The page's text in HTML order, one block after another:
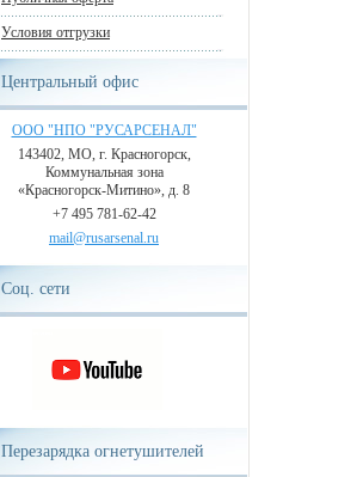
Условия отгрузки
Центральный офис
ООО "НПО "РУСАРСЕНАЛ"
143402, МО, г. Красногорск,
Коммунальная зона
«Красногорск-Митино», д. 8
+7 495 781-62-42
mail@rusarsenal.ru
Соц. сети
Перезарядка огнетушителей